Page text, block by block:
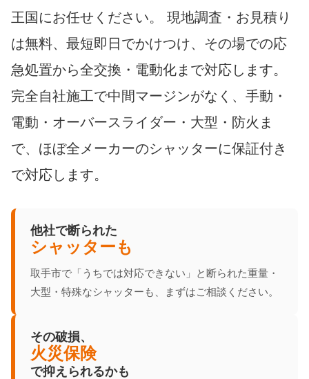
王国にお任せください。 現地調査・お見積り
は無料、最短即日でかけつけ、その場での応
急処置から全交換・電動化まで対応します。
完全自社施工で中間マージンがなく、手動・
電動・オーバースライダー・大型・防火ま
で、ほぼ全メーカーのシャッターに保証付き
で対応します。
他社で断られた
シャッターも
取手市で「うちでは対応できない」と断られた重量・
大型・特殊なシャッターも、まずはご相談ください。
その破損、
火災保険
で抑えられるかも